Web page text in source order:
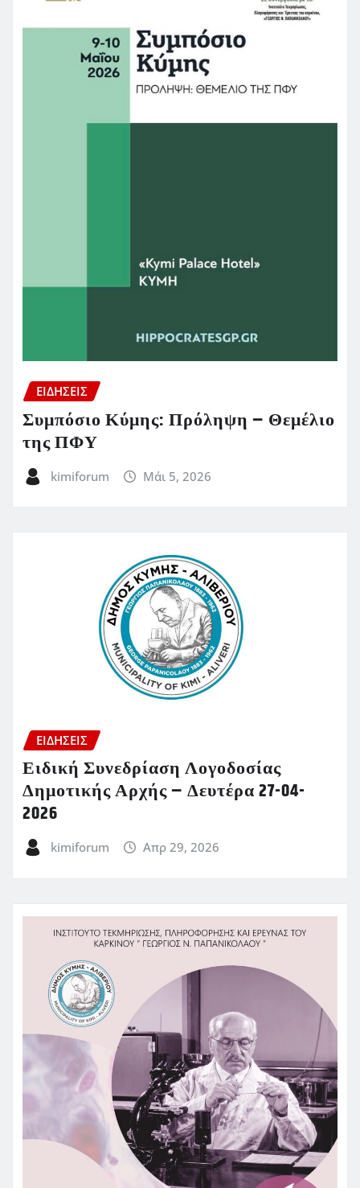
ΕΙΔΗΣΕΙΣ
Συμπόσιο Κύμης: Πρόληψη – Θεμέλιο
της ΠΦΥ
kimiforum Μάι 5, 2026
ΕΙΔΗΣΕΙΣ
Ειδική Συνεδρίαση Λογοδοσίας
Δημοτικής Αρχής – Δευτέρα 27-04-
2026
kimiforum Απρ 29, 2026